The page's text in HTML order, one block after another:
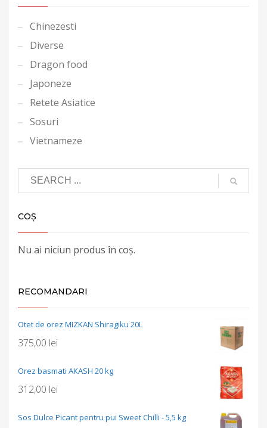
Chinezesti
Diverse
Dragon food
Japoneze
Retete Asiatice
Sosuri
Vietnameze
COȘ
Nu ai niciun produs în coș.
RECOMANDARI
Otet de orez MIZKAN Shiragiku 20L
375,00 lei
Orez basmati AKASH 20 kg
312,00 lei
Sos Dulce Picant pentru pui Sweet Chilli - 5,5 kg